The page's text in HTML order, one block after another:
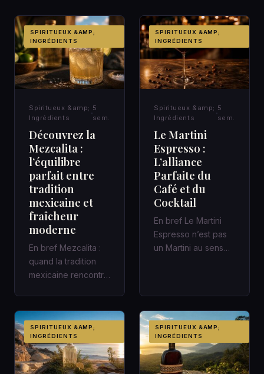
SPIRITUEUX &AMP;
INGRÉDIENTS
Spiritueux &amp;
Ingrédients
5
sem.
Découvrez la
Mezcalita :
l’équilibre
parfait entre
tradition
mexicaine et
fraîcheur
moderne
En bref Mezcalita :
quand la tradition
mexicaine rencontre
d’a…
SPIRITUEUX &AMP;
INGRÉDIENTS
Spiritueux &amp;
Ingrédients
5
sem.
Le Martini
Espresso :
L’alliance
Parfaite du
Café et du
Cocktail
En bref Le Martini
Espresso n’est pas
un Martini au sens
SPIRITUEUX &AMP;
INGRÉDIENTS
SPIRITUEUX &AMP;
INGRÉDIENTS